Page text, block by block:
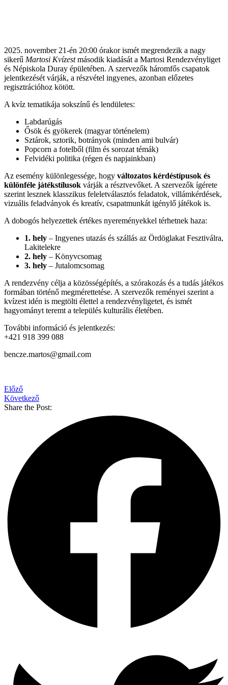
2025. november 21-én 20:00 órakor ismét megrendezik a nagy
sikerű Martosi Kvízestmásodik kiadását a Martosi Rendezvényliget
és Népiskola Duray épületében. A szervezők háromfős csapatok
jelentkezését várják, a részvétel ingyenes, azonban előzetes
regisztrációhoz kötött.
A kvíz tematikája sokszínű és lendületes:
Labdarúgás
Ősök és gyökerek (magyar történelem)
Sztárok, sztorik, botrányok (minden ami bulvár)
Popcorn a fotelből (film és sorozat témák)
Felvidéki politika (régen és napjainkban)
Az esemény különlegessége, hogy változatos kérdéstípusok és
különféle játékstílusok várják a résztvevőket. A szervezők ígérete
szerint lesznek klasszikus feleletválasztós feladatok, villámkérdések,
vizuális feladványok és kreatív, csapatmunkát igénylő játékok is.
A dobogós helyezettek értékes nyereményekkel térhetnek haza:
1. hely – Ingyenes utazás és szállás az Ördöglakat Fesztiválra,
Lakitelekre
2. hely – Könyvcsomag
3. hely – Jutalomcsomag
A rendezvény célja a közösségépítés, a szórakozás és a tudás játékos
formában történő megmérettetése. A szervezők reményei szerint a
kvízest idén is megtölti élettel a rendezvényligetet, és ismét
hagyományt teremt a település kulturális életében.
További információ és jelentkezés:
+421 918 399 088
bencze.martos@gmail.com
Előző
Következő
Share the Post: